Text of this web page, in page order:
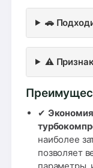
🚗
⚠️
✔
наиболее
позволяет